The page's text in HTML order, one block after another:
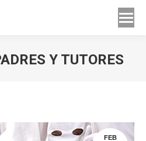
Y TUTORES
FEB